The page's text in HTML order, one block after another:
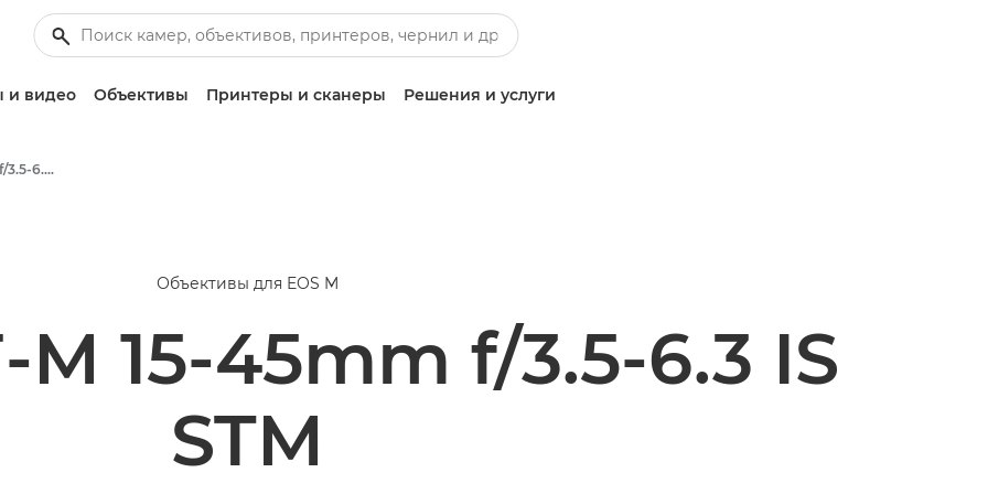
и видео Объективы Принтеры и сканеры Решения и услуги
Canon EF-M 15-45mm f/3.5-6.3 IS STM - Объективы - Камера и фотообъективы
Объективы для EOS M
M 15-45mm f/3.5-6.3 IS
STM